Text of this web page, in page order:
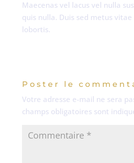
Maecenas vel lacus vel nulla
quis nulla. Duis sed metus
lobortis.
Poster le
Votre adresse e-mail ne sera
champs obligatoires sont